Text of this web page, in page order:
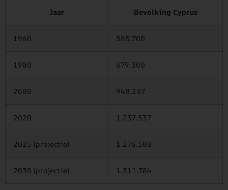
Jaar Bevolking Cyprus
1960 585.700
1980 679.300
2000 948.237
2020 1.237.537
2025 (projectie) 1.276.500
2030 (projectie) 1.311.784